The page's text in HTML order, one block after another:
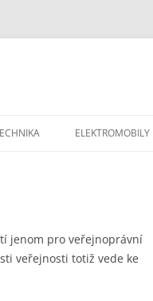
k ELEKTROMOBILY
jenom pro veřejnoprávní
veřejnosti totiž vede ke